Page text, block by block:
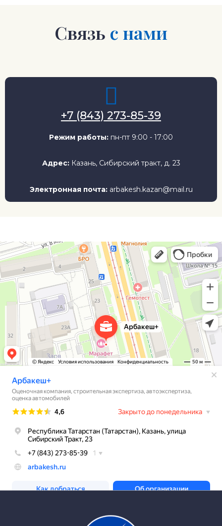
Связь с нами
+7 (843) 273-85-39
Режим работы: пн-пт 9:00 - 17:00
Адрес: Казань, Сибирский тракт, д. 23
Электронная почта: arbakesh.kazan@mail.ru